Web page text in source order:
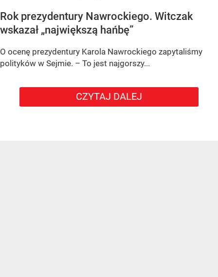
Rok prezydentury Nawrockiego. Witczak
wskazał „największą hańbę”
O ocenę prezydentury Karola Nawrockiego zapytaliśmy
polityków w Sejmie. – To jest najgorszy...
CZYTAJ DALEJ